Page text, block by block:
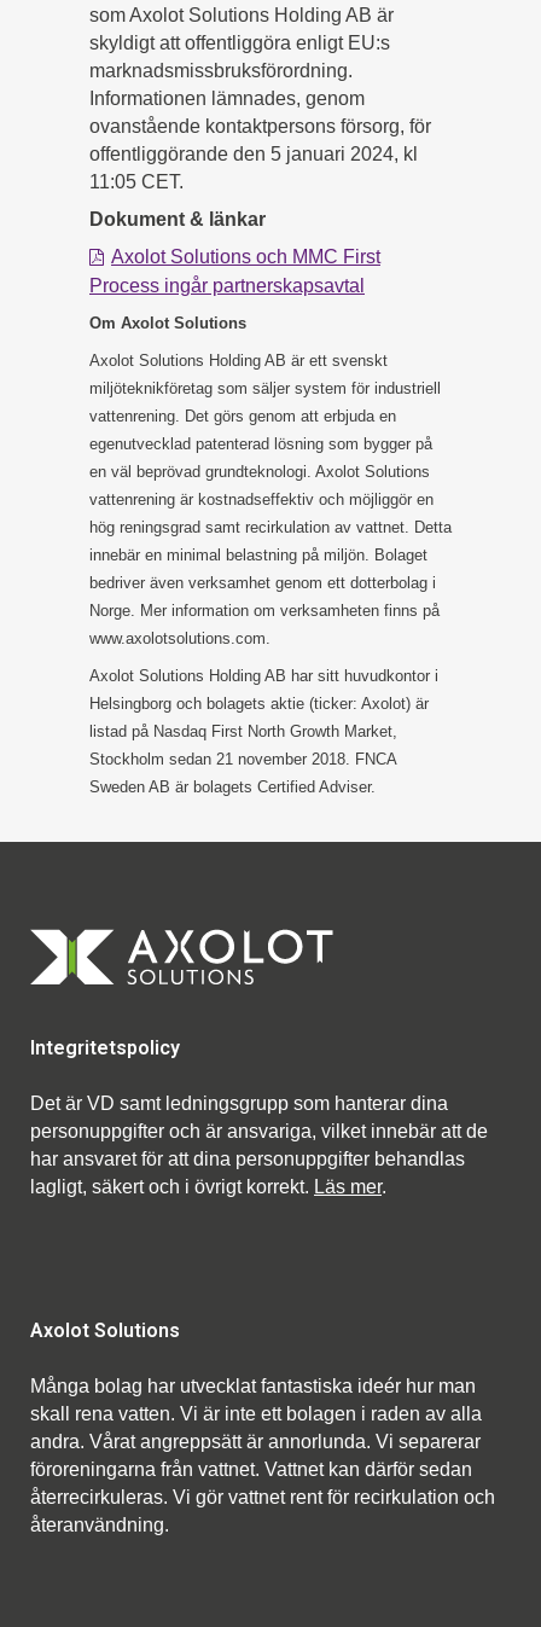
som Axolot Solutions Holding AB är
skyldigt att offentliggöra enligt EU:s
marknadsmissbruksförordning.
Informationen lämnades, genom
ovanstående kontaktpersons försorg, för
offentliggörande den 5 januari 2024, kl
11:05 CET.
Dokument & länkar
Axolot Solutions och MMC First
Process ingår partnerskapsavtal
Om Axolot Solutions
Axolot Solutions Holding AB är ett svenskt
miljöteknikföretag som säljer system för industriell
vattenrening. Det görs genom att erbjuda en
egenutvecklad patenterad lösning som bygger på
en väl beprövad grundteknologi. Axolot Solutions
vattenrening är kostnadseffektiv och möjliggör en
hög reningsgrad samt recirkulation av vattnet. Detta
innebär en minimal belastning på miljön. Bolaget
bedriver även verksamhet genom ett dotterbolag i
Norge. Mer information om verksamheten finns på
www.axolotsolutions.com.
Axolot Solutions Holding AB har sitt huvudkontor i
Helsingborg och bolagets aktie (ticker: Axolot) är
listad på Nasdaq First North Growth Market,
Stockholm sedan 21 november 2018. FNCA
Sweden AB är bolagets Certified Adviser.
Integritetspolicy
Det är VD samt ledningsgrupp som hanterar dina
personuppgifter och är ansvariga, vilket innebär att de
har ansvaret för att dina personuppgifter behandlas
lagligt, säkert och i övrigt korrekt. Läs mer.
Axolot Solutions
Många bolag har utvecklat fantastiska ideér hur man
skall rena vatten. Vi är inte ett bolagen i raden av alla
andra. Vårat angreppsätt är annorlunda. Vi separerar
föroreningarna från vattnet. Vattnet kan därför sedan
återrecirkuleras. Vi gör vattnet rent för recirkulation och
återanvändning.